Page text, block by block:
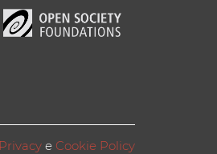
Privacy e Cookie Policy